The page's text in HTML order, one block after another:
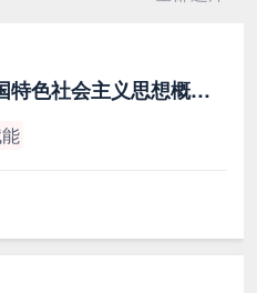
15040 习近平新时代中国特色社会主义思想概论（最新版）